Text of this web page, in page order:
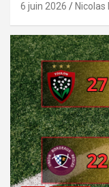
6 juin 2026 Nicolas